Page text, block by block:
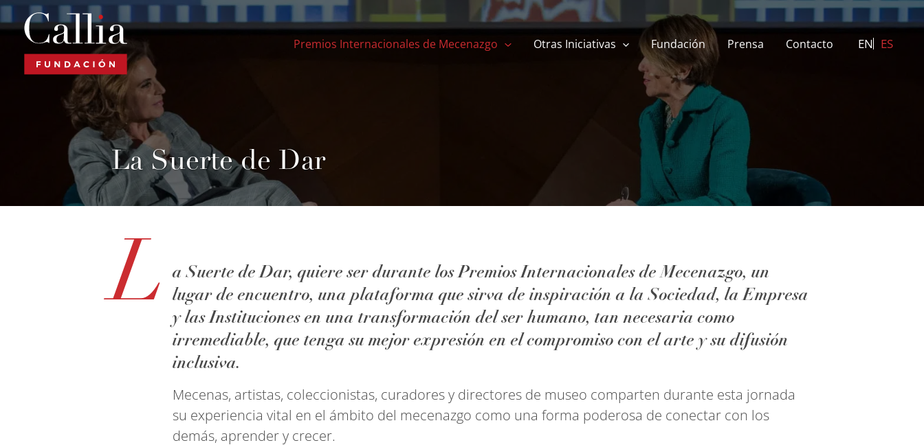
Ir
al
contenido
Premios Internacionales de Mecenazgo Otras Iniciativas Fundación Prensa Contacto EN ES
La Suerte de Dar
L a Suerte de Dar, quiere ser durante los Premios Internacionales de Mecenazgo, un
lugar de encuentro, una plataforma que sirva de inspiración a la Sociedad, la Empresa
y las Instituciones en una transformación del ser humano, tan necesaria como
irremediable, que tenga su mejor expresión en el compromiso con el arte y su difusión
inclusiva.
Mecenas, artistas, coleccionistas, curadores y directores de museo comparten durante esta jornada
su experiencia vital en el ámbito del mecenazgo como una forma poderosa de conectar con los
demás, aprender y crecer.